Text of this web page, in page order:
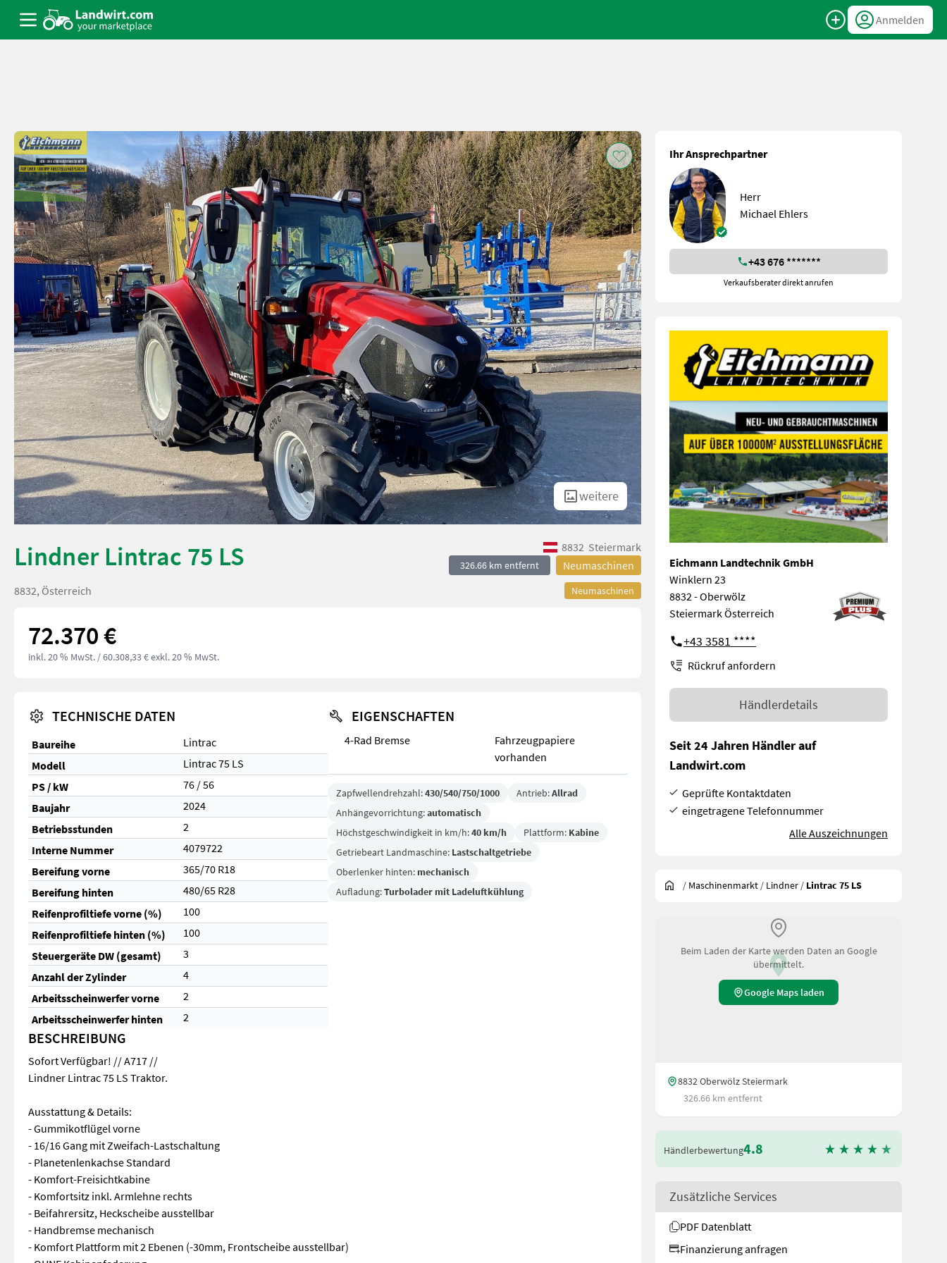
Anmelden
weitere
Lindner Lintrac 75 LS 8832 Steiermark
326.66 km entfernt Neumaschinen
Neumaschinen
8832, Österreich
72.370 €
inkl. 20 % MwSt. / 60.308,33 € exkl. 20 % MwSt.
TECHNISCHE DATEN
Baureihe
Lintrac
Modell
Lintrac 75 LS
PS / kW
76 / 56
Baujahr
2024
Betriebsstunden
2
Interne Nummer
4079722
Bereifung vorne
365/70 R18
Bereifung hinten
480/65 R28
Reifenprofiltiefe vorne (%)
100
Reifenprofiltiefe hinten (%)
100
Steuergeräte DW (gesamt)
3
Anzahl der Zylinder
4
Arbeitsscheinwerfer vorne
2
Arbeitsscheinwerfer hinten
2
EIGENSCHAFTEN
4-Rad Bremse
Fahrzeugpapiere
vorhanden
Zapfwellendrehzahl:430/540/750/1000 Antrieb:Allrad
Anhängevorrichtung:automatisch
Höchstgeschwindigkeit in km/h:40 km/h Plattform: Kabine
Getriebeart Landmaschine: Lastschaltgetriebe
Oberlenker hinten: mechanisch
Aufladung:Turbolader mit Ladeluftkühlung
BESCHREIBUNG
Sofort Verfügbar! // A717 //
Lindner Lintrac 75 LS Traktor.
Ausstattung & Details:
- Gummikotflügel vorne
- 16/16 Gang mit Zweifach-Lastschaltung
- Planetenlenkachse Standard
- Komfort-Freisichtkabine
- Komfortsitz inkl. Armlehne rechts
- Beifahrersitz, Heckscheibe ausstellbar
- Handbremse mechanisch
- Komfort Plattform mit 2 Ebenen (-30mm, Frontscheibe ausstellbar)
Ihr Ansprechpartner
Herr
Michael Ehlers
+43 676 *******
Verkaufsberater direkt anrufen
Eichmann Landtechnik GmbH
Winklern 23
8832 - Oberwölz
Steiermark Österreich
+43 3581 ****
Rückruf anfordern
Händlerdetails
Seit 24 Jahren Händler auf
Landwirt.com
Geprüfte Kontaktdaten
eingetragene Telefonnummer
Alle Auszeichnungen
/ Maschinenmarkt / Lindner / Lintrac 75 LS
Beim Laden der Karte werden Daten an Google
übermittelt.
Google Maps laden
8832 Oberwölz Steiermark
326.66 km entfernt
Händlerbewertung4.8
Zusätzliche Services
PDF Datenblatt
Finanzierung anfragen